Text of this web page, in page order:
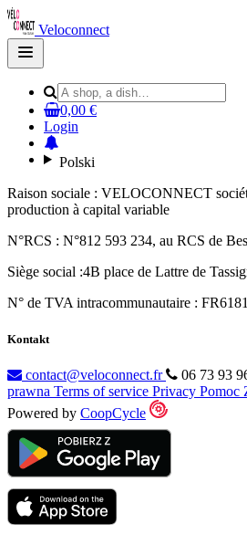
Veloconnect
Open
main
0,00 €
Login
Polski
Raison sociale : VELOCONNECT
production à capital variable
N°RCS : N°812 593 234, au RCS de
Siège social :4B place de Lattre de
N° de TVA intracommunautaire :
Kontakt
contact@veloconnect.fr 06 73 93
prawna Terms of service Privacy Pomoc
Powered by CoopCycle